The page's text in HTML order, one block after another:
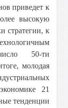
приведет к
высокую
стратегии, к
50-ти
молодая
21
тенденции